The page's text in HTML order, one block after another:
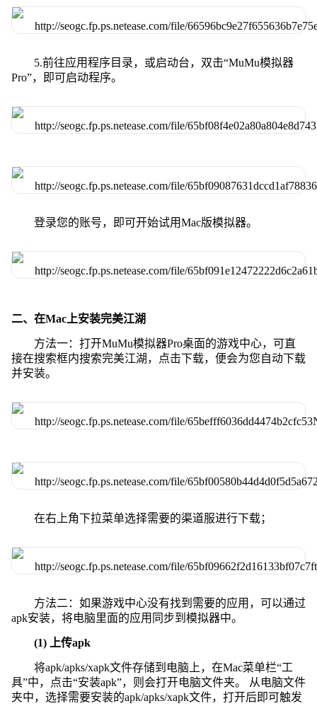
5.前往应用程序目录，或启动台，双击“MuMu模拟器
Pro”，即可启动程序。
登录您的账号，即可开始试用Mac版模拟器。
二、在Mac上安装完美江湖
方法一：打开MuMu模拟器Pro桌面的游戏中心，可直
接在搜索框内搜索完美江湖，点击下载，便会为您自动下载
并安装。
在右上角下拉菜单选择需要的渠道服进行下载；
方法二：如果游戏中心没有找到需要的应用，可以通过
apk安装，将电脑里面的应用同步到模拟器中。
(1) 上传apk
将apk/apks/xapk文件存储到电脑上，在Mac菜单栏“工
具”中，点击“安装apk”，则会打开电脑文件夹。 从电脑文件
夹中，选择需要安装的apk/apks/xapk文件，打开后即可触发